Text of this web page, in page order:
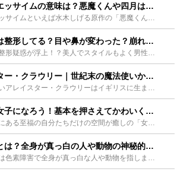
エロイムエッサイムの意味は？悪魔くんや四月は君の嘘で使われた呪文の起源は？ - Leisurego(レジャーゴー)
エロイムエッサイムといえば水木しげる原作の「悪魔くん」ですが、響きが良いのか悪魔くん意外のアニメや小説にもエロイムエッサイムを見ることができます。悪魔召喚の代名詞ともなったエロイムエッサイムという黒...
北川景子は整形してる？目や鼻が変わった？崩れている説も！噂を徹底検証！ - Leisurego(レジャーゴー)
北川景子に整形疑惑が浮上！？美人でスタイルもよく男性のみならず女性からの人気も高く多方面で活躍しておりプライベートはDAIGOと結婚をし仕事も私生活も充実している北川景子に整形疑惑が浮上しました。こ...
アレイスター・クラウリー｜世紀末の魔法使いか稀代のペテン師か - Leisurego(レジャーゴー)
黒の魔法使いアレイスター・クラウリーはイギリスに生まれ、黒魔術の研究と実行のため世界各国を旅し数々の逸話と伝説を残しました。彼の生い立ちと実績そして崩壊寸前だった彼の実生活を紹介しながら悪名の陰に隠...
キャンプ女子になろう！基本を押さえてかわいく楽しいアウトドアを！ - Leisurego(レジャーゴー)
大自然の中にある至福の自分たちだけの空間が癒しの「女子キャンプ」。年々女子キャンプの人気が上がっており、キャンプグッズもおしゃれでインスタ映えにぴったりなもので溢れています。アウトドアは基本さえしっ...
アルビノとは？全身が真っ白の人や動物の神秘的な姿や苦悩を紹介！ - Leisurego(レジャーゴー)
アルビノとは色素障害で全身が真っ白な人や動物を指します。アルビノは全身が白いため、どこか神聖さも感じさせる存在です。ここでは、アルビノの例や歴史的な立ち位置などについて紹介していきます。また、アフリ...